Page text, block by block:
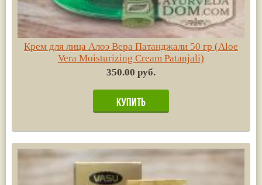
Крем для лица Алоэ Вера Патанджали 50 гр (Aloe
Vera Moisturizing Cream Patanjali)
350.00 руб.